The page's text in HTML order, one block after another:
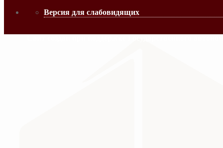
Версия для слабовидящих